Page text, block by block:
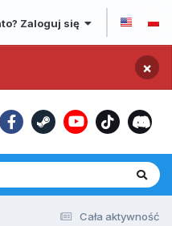
Zaloguj się
×
Cała aktywność